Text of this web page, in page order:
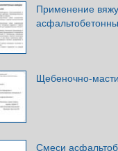
Применение
Щебеночно-
Смеси